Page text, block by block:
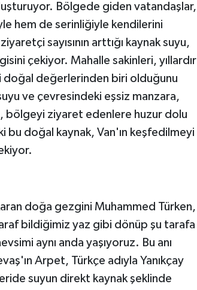
Bölgede giden vatandaşlar,
hem de serinliğiyle kendilerini
sayısının arttığı kaynak suyu,
çekiyor. Mahalle sakinleri, yıllardır
doğal değerlerinden biri olduğunu
ve çevresindeki eşsiz manzara,
bölgeyi ziyaret edenlere huzur dolu
bu doğal kaynak, Van'ın keşfedilmeyi
doğa gezgini Muhammed Türken,
bildiğimiz yaz gibi dönüp şu tarafa
aynı anda yaşıyoruz. Bu anı
Arpet, Türkçe adıyla Yanıkçay
suyun direkt kaynak şeklinde